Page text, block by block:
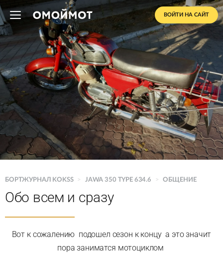
ВОЙТИ НА САЙТ
БОРТЖУРНАЛ KOKSS > JAWA 350 TYPE 634.6 > ОБЩЕНИЕ
Обо всем и сразу
Вот к сожалению подошел сезон к концу а это значит
пора заниматся мотоциклом